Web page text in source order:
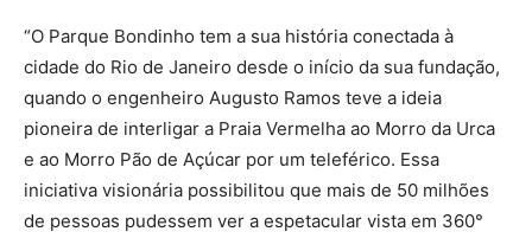
“O Parque Bondinho tem a sua história conectada à
cidade do Rio de Janeiro desde o início da sua fundação,
quando o engenheiro Augusto Ramos teve a ideia
pioneira de interligar a Praia Vermelha ao Morro da Urca
e ao Morro Pão de Açúcar por um teleférico. Essa
iniciativa visionária possibilitou que mais de 50 milhões
de pessoas pudessem ver a espetacular vista em 360°